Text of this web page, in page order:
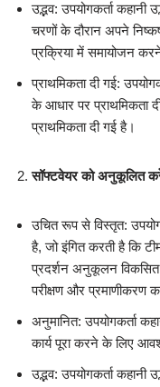
उद्भव: उपयोगकर्ता कहानी
चरणों के दौरान अपने
प्रक्रिया में समायोजन
प्राथमिकता दी गई:
के आधार पर प्राथमिकता
प्राथमिकता दी गई है।
सॉफ्टवेयर को अनुकूलित
उचित रूप से विस्तृत:
है, जो इंगित करती है कि
प्रदर्शन अनुकूलन
परीक्षण और प्रमाणीकरण
अनुमानित: उपयोगकर्ता
कार्य पूरा करने के लिए
उद्भव: उपयोगकर्ता कहानी